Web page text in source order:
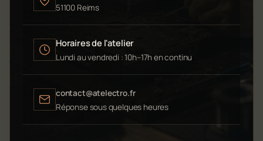
51100 Reims
Horaires de l'atelier
Lundi au vendredi : 10h–17h en continu
contact@atelectro.fr
Réponse sous quelques heures